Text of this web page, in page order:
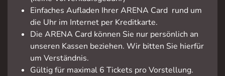
Einfaches Aufladen Ihrer ARENA Card rund um
die Uhr im Internet per Kreditkarte.
Die ARENA Card können Sie nur persönlich an
unseren Kassen beziehen. Wir bitten Sie hierfür
um Verständnis.
Gültig für maximal 6 Tickets pro Vorstellung.